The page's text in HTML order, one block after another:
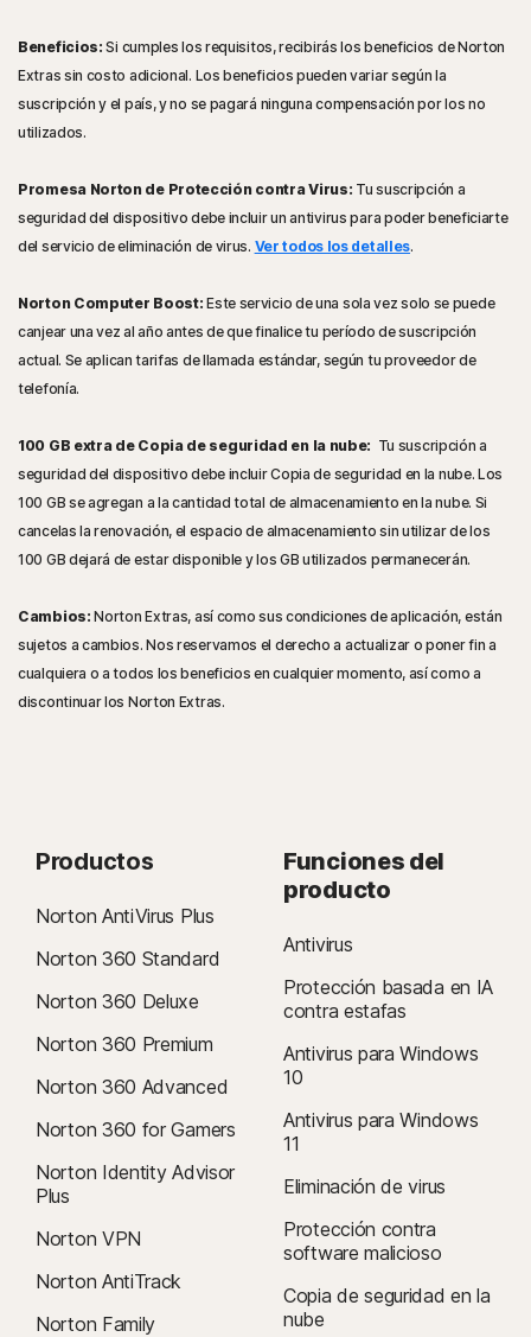
Beneficios: Si cumples los requisitos, recibirás los beneficios de Norton
Extras sin costo adicional. Los beneficios pueden variar según la
suscripción y el país, y no se pagará ninguna compensación por los no
utilizados.
Promesa Norton de Protección contra Virus: Tu suscripción a
seguridad del dispositivo debe incluir un antivirus para poder beneficiarte
del servicio de eliminación de virus. Ver todos los detalles.
Norton Computer Boost: Este servicio de una sola vez solo se puede
canjear una vez al año antes de que finalice tu período de suscripción
actual. Se aplican tarifas de llamada estándar, según tu proveedor de
telefonía.
100 GB extra de Copia de seguridad en la nube: Tu suscripción a
seguridad del dispositivo debe incluir Copia de seguridad en la nube. Los
100 GB se agregan a la cantidad total de almacenamiento en la nube. Si
cancelas la renovación, el espacio de almacenamiento sin utilizar de los
100 GB dejará de estar disponible y los GB utilizados permanecerán.
Cambios: Norton Extras, así como sus condiciones de aplicación, están
sujetos a cambios. Nos reservamos el derecho a actualizar o poner fin a
cualquiera o a todos los beneficios en cualquier momento, así como a
discontinuar los Norton Extras.
Productos
Norton AntiVirus Plus
Norton 360 Standard
Norton 360 Deluxe
Norton 360 Premium
Norton 360 Advanced
Norton 360 for Gamers
Norton Identity Advisor
Plus
Norton VPN
Norton AntiTrack
Norton Family
Funciones del
producto
Antivirus
Protección basada en IA
contra estafas
Antivirus para Windows
10
Antivirus para Windows
11
Eliminación de virus
Protección contra
software malicioso
Copia de seguridad en la
nube